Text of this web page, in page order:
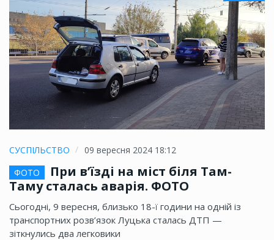
СУСПІЛЬСТВО
09 вересня 2024 18:12
ФОТО
При в’їзді на міст біля Там-
Таму сталась аварія. ФОТО
Сьогодні, 9 вересня, близько 18-ї години на одній із
транспортних розв’язок Луцька сталась ДТП —
зіткнулись два легковики